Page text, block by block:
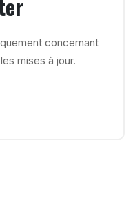
concernant
mises à jour.